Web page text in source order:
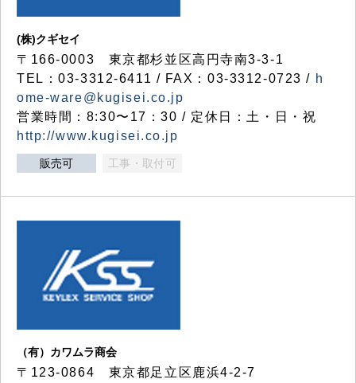
(株)クギセイ
〒166-0003 東京都杉並区高円寺南3-3-1
TEL：03-3312-6411 / FAX：03-3312-0723 / h
ome-ware@kugisei.co.jp
営業時間：8:30〜17：30 / 定休日：土・日・祝
http://www.kugisei.co.jp
販売可 工事・取付可
（有）カワムラ商会
〒123-0864 東京都足立区鹿浜4-2-7